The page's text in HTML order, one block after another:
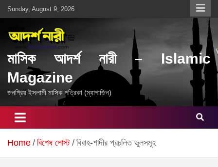
Skip
to
content
Sunday, August 9, 2026
মাসিক আদর্শ নারী – Islamic
Magazine
জনপ্রিয় ইসলামী মাসিক পত্রিকা (ম্যাগাজিন)
Home বিশেষ পোস্ট বিবাহ-শাদীর প্রচলিত ভুলসমূহ